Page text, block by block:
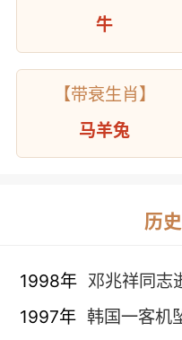
牛
【带衰生肖】
马羊兔
历
1998年 邓兆祥同志
1997年 韩国一客机